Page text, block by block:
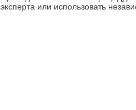
эксперта или использовать